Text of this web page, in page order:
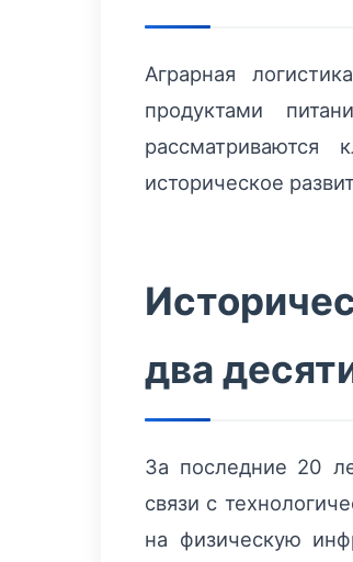
Аграрная
продуктами
историческое
два
За последние 20
связи с
на физическую